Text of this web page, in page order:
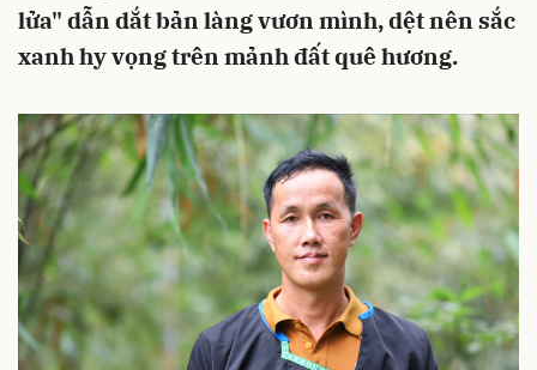
lửa" dẫn dắt bản làng vươn mình, dệt nên sắc
xanh hy vọng trên mảnh đất quê hương.